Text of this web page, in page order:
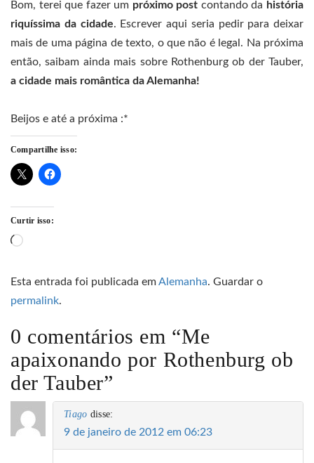
Bom, terei que fazer um próximo post contando da história
riquíssima da cidade. Escrever aqui seria pedir para deixar
mais de uma página de texto, o que não é legal. Na próxima
então, saibam ainda mais sobre Rothenburg ob der Tauber,
a cidade mais romântica da Alemanha!
Beijos e até a próxima :*
Compartilhe isso:
Curtir isso:
Carregando...
Esta entrada foi publicada emAlemanha. Guardar o
permalink.
0 comentários em “Me
apaixonando por Rothenburg ob
der Tauber”
Tiago disse:
9 de janeiro de 2012 em 06:23